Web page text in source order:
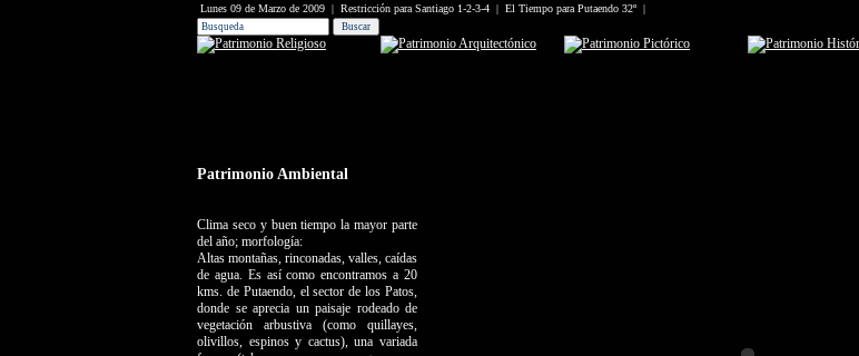
Lunes 09 de Marzo de 2009 | Restricción para Santiago 1-2-3-4 | El Tiempo para Putaendo 32º |
Patrimonio Ambiental
Clima seco y buen tiempo la mayor parte
del año; morfología:
Altas montañas, rinconadas, valles, caídas
de agua. Es así como encontramos a 20
kms. de Putaendo, el sector de los Patos,
donde se aprecia un paisaje rodeado de
vegetación arbustiva (como quillayes,
olivillos, espinos y cactus), una variada